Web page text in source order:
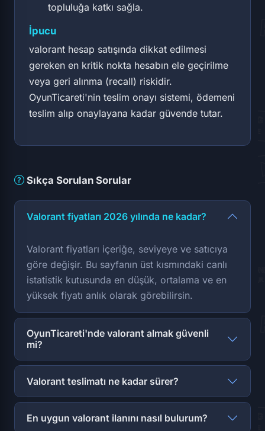
topluluğa katkı sağla.
İpucu
valorant hesap satışında dikkat edilmesi
gereken en kritik nokta hesabın ele geçirilme
veya geri alınma (recall) riskidir.
OyunTicareti'nin teslim onayı sistemi, ödemeni
teslim alıp onaylayana kadar güvende tutar.
Sıkça Sorulan Sorular
Valorant fiyatları 2026 yılında ne kadar?
Valorant fiyatları içeriğe, seviyeye ve satıcıya
göre değişir. Bu sayfanın üst kısmındaki canlı
istatistik kutusunda en düşük, ortalama ve en
yüksek fiyatı anlık olarak görebilirsin.
OyunTicareti'nde valorant almak güvenli
mi?
Valorant teslimatı ne kadar sürer?
En uygun valorant ilanını nasıl bulurum?